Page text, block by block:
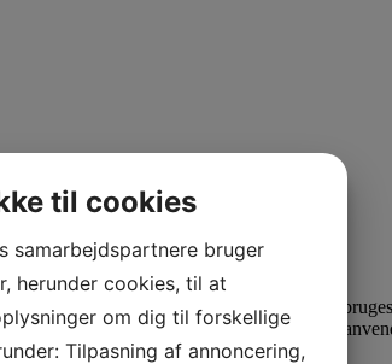
Det er matematiske modeller der
og den viden den knytter sig til
til cookies
samarbejdspartnere bruger
herunder cookies, til at
om dig til forskellige
Tilpasning af annoncering,